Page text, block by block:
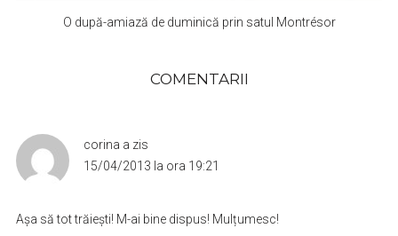
O după-amiază de duminică prin satul Montrésor
COMENTARII
corina a zis
15/04/2013 la ora 19:21
Așa să tot trăiești! M-ai bine dispus! Mulțumesc!